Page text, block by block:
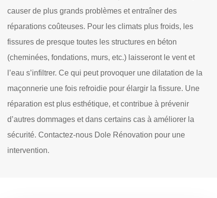
causer de plus grands problèmes et entraîner des
réparations coûteuses. Pour les climats plus froids, les
fissures de presque toutes les structures en béton
(cheminées, fondations, murs, etc.) laisseront le vent et
l’eau s’infiltrer. Ce qui peut provoquer une dilatation de la
maçonnerie une fois refroidie pour élargir la fissure. Une
réparation est plus esthétique, et contribue à prévenir
d’autres dommages et dans certains cas à améliorer la
sécurité. Contactez-nous Dole Rénovation pour une
intervention.